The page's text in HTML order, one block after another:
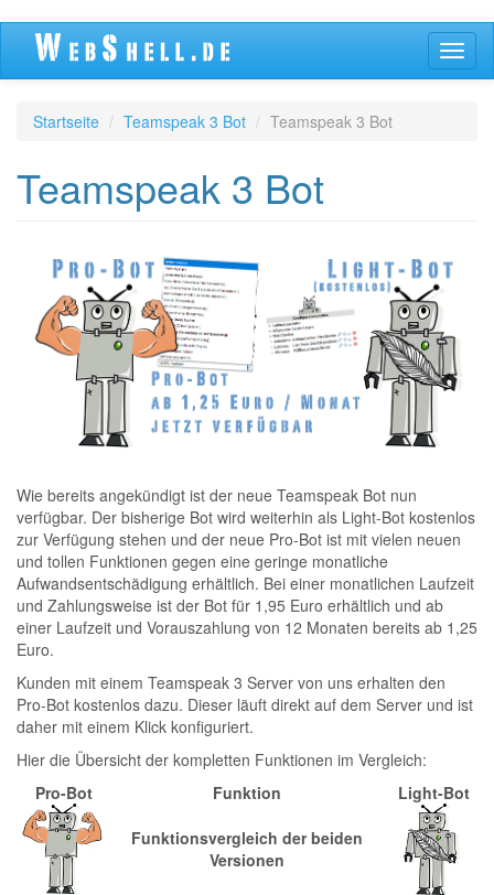
Direkt
Inhalt
Startseite Teamspeak 3 Bot Teamspeak 3 Bot
Teamspeak 3 Bot
Wie bereits angekündigt ist der neue Teamspeak Bot nun
verfügbar. Der bisherige Bot wird weiterhin als Light-Bot kostenlos
zur Verfügung stehen und der neue Pro-Bot ist mit vielen neuen
und tollen Funktionen gegen eine geringe monatliche
Aufwandsentschädigung erhältlich. Bei einer monatlichen Laufzeit
und Zahlungsweise ist der Bot für 1,95 Euro erhältlich und ab
einer Laufzeit und Vorauszahlung von 12 Monaten bereits ab 1,25
Euro.
Kunden mit einem Teamspeak 3 Server von uns erhalten den
Pro-Bot kostenlos dazu. Dieser läuft direkt auf dem Server und ist
daher mit einem Klick konfiguriert.
Hier die Übersicht der kompletten Funktionen im Vergleich:
Pro-Bot
Funktion Light-Bot
Funktionsvergleich der beiden
Versionen